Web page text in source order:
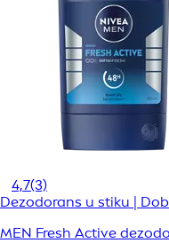
4,7(3)
Dezodorans u stiku |
MEN Fresh Active